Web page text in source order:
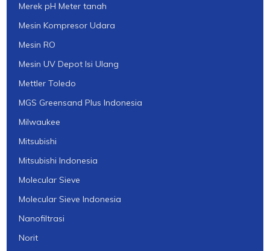
Merek pH Meter tanah
Mesin Kompresor Udara
Mesin RO
Mesin UV Depot Isi Ulang
Mettler Toledo
MGS Greensand Plus Indonesia
Milwaukee
Mitsubishi
Mitsubishi Indonesia
Molecular Sieve
Molecular Sieve Indonesia
Nanofiltrasi
Norit